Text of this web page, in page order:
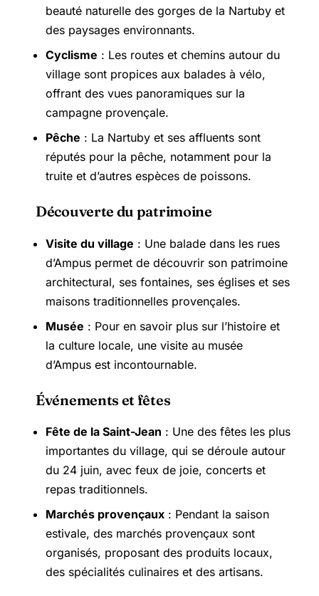
beauté naturelle des gorges de la Nartuby et
des paysages environnants.
Cyclisme : Les routes et chemins autour du
village sont propices aux balades à vélo,
offrant des vues panoramiques sur la
campagne provençale.
Pêche : La Nartuby et ses affluents sont
réputés pour la pêche, notamment pour la
truite et d’autres espèces de poissons.
Découverte du patrimoine
Visite du village : Une balade dans les rues
d’Ampus permet de découvrir son patrimoine
architectural, ses fontaines, ses églises et ses
maisons traditionnelles provençales.
Musée : Pour en savoir plus sur l’histoire et
la culture locale, une visite au musée
d’Ampus est incontournable.
Événements et fêtes
Fête de la Saint-Jean : Une des fêtes les plus
importantes du village, qui se déroule autour
du 24 juin, avec feux de joie, concerts et
repas traditionnels.
Marchés provençaux : Pendant la saison
estivale, des marchés provençaux sont
organisés, proposant des produits locaux,
des spécialités culinaires et des artisans.